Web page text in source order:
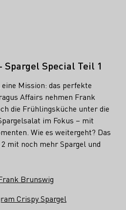
- Spargel Special Teil
Special Teil 1
eine Mission: das perfekte
Affairs nehmen Frank
die Frühlingsküche unter die
im Fokus – mit
Wie es weitergeht? Das
mit noch mehr Spargel und
Brunswig
Crispy Spargel